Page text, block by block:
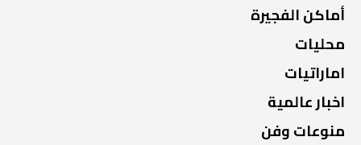
أماكن الفجيرة
محليات
اماراتيات
اخبار عالمية
منوعات وفن